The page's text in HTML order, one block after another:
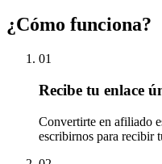
¿Cómo funciona?
01
Recibe tu enlace
Convertirte en afiliado
escribirnos para recibir